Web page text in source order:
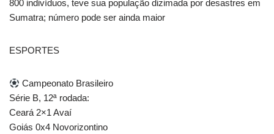
800 indivíduos, teve sua população dizimada por desastres em
Sumatra; número pode ser ainda maior
ESPORTES
Campeonato Brasileiro
Série B, 12ª rodada:
Ceará 2×1 Avaí
Goiás 0x4 Novorizontino